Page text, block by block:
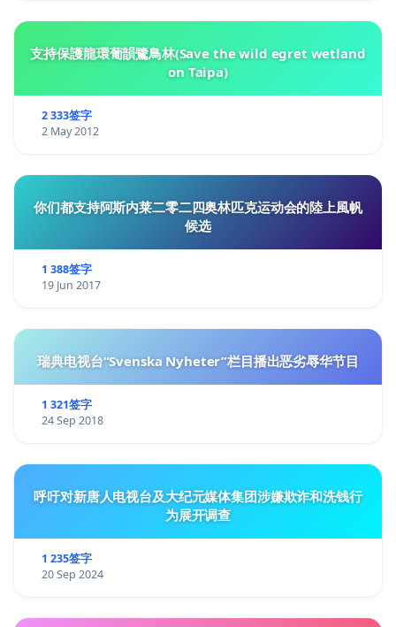
支持保護龍環葡韻鷺鳥林(Save the wild egret wetland
on Taipa)
2 333签字
2 May 2012
你们都支持阿斯内莱二零二四奥林匹克运动会的陸上風帆
候选
1 388签字
19 Jun 2017
瑞典电视台“Svenska Nyheter”栏目播出恶劣辱华节目
1 321签字
24 Sep 2018
呼吁对新唐人电视台及大纪元媒体集团涉嫌欺诈和洗钱行
为展开调查
1 235签字
20 Sep 2024